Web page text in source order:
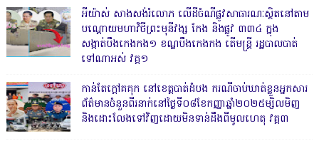
អីយ៉ាស់ សាងសង់រំលោភ លើដីចំណីផ្លូវសាធារណៈស្ថិតនៅតាម
បណ្ដោយមហាវិថីព្រះមុនីវង្ស កែង និងផ្លូវ ៣៣៤ ក្នុង
សង្កាត់បឹងកេងកង១ ខណ្ឌបឹងកេងកង តើមន្ត្រី រដ្ឋបាលបាត់
ទៅណាអស់ វគ្គ១
កាន់តែក្តៅគគុក នៅខេត្តបាត់ដំបង ករណីចាប់ឃាត់ខ្លួនអ្នកសារ
ព័ត៌មានចំនួនពីរនាក់នៅថ្ងៃទី០៨ខែកញ្ញាឆ្នាំ២០២៥ម្សិលមិញ
និងដោះលែងទៅវិញដោយមិនទាន់ដឹងពីមូលហេតុ វគ្គ៣